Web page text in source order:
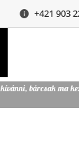
+421 903
bárcsak ma